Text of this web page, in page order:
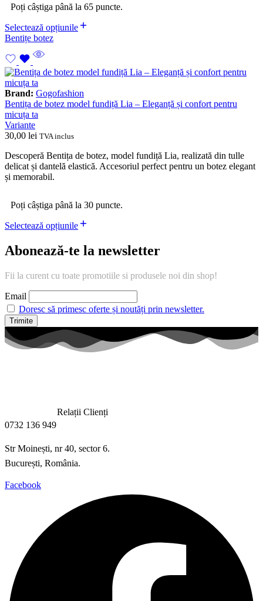
Poți câștiga până la 65 puncte.
Selectează opțiunile
Bentițe botez
Brand: Gogofashion
Bentița de botez model fundiță Lia – Eleganță și confort pentru
micuța ta
Variante
30,00 lei TVA inclus
Descoperă Bentița de botez, model fundiță Lia, realizată din tulle
delicat și dantelă elastică. Accesoriul perfect pentru un botez elegant
și memorabil.
Poți câștiga până la 30 puncte.
Selectează opțiunile
Abonează-te la newsletter
Fii la curent cu toate promotiile si produsele noi din shop!
Email
Doresc să primesc oferte și noutăți prin newsletter.
Relații Clienți
0732 136 949
Str Moinești, nr 40, sector 6.
București, România.
Facebook